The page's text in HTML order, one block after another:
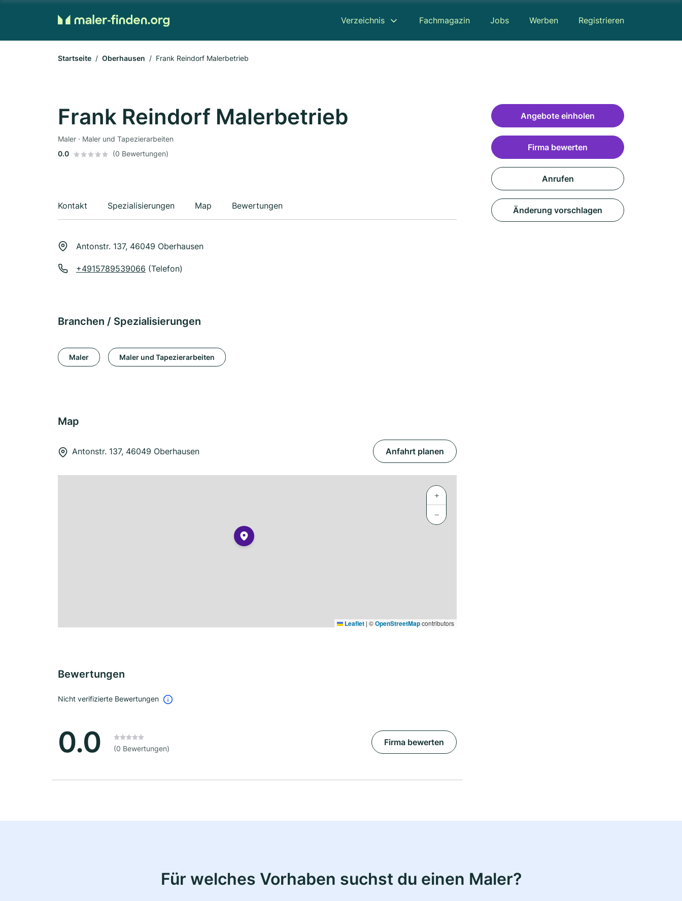
Verzeichnis Fachmagazin Jobs Werben Registrieren
Startseite Oberhausen Frank Reindorf Malerbetrieb
Frank Reindorf Malerbetrieb
Maler · Maler und Tapezierarbeiten
0.0
(0 Bewertungen)
Kontakt Spezialisierungen Map Bewertungen
Antonstr. 137, 46049 Oberhausen
+4915789539066 (Telefon)
Branchen / Spezialisierungen
Maler Maler und Tapezierarbeiten
Map
Antonstr. 137, 46049 Oberhausen Anfahrt planen
+
−
Leaflet | ©OpenStreetMapcontributors
Bewertungen
Nicht verifizierte Bewertungen
0.0 (0 Bewertungen)
Firma bewerten
Angebote einholen
Firma bewerten
Anrufen
Änderung vorschlagen
Für welches Vorhaben suchst du einen Maler?